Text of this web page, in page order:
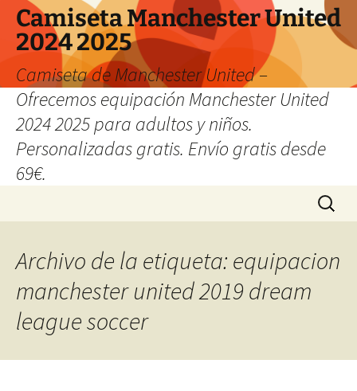
Camiseta Manchester United
2024 2025
Camiseta de Manchester United –
Ofrecemos equipación Manchester United
2024 2025 para adultos y niños.
Personalizadas gratis. Envío gratis desde
69€.
Buscar:
Archivo de la etiqueta: equipacion
manchester united 2019 dream
league soccer